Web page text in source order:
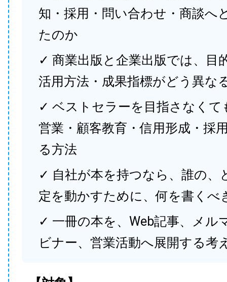
知・採用・問い合わせ・商談へ
たのか
✓ 商業出版と企業出版では、目
活用方法・成果指標がどう異な
✓ ベストセラーを目指さなくて
営業・顧客教育・信用形成・採
る方法
✓ 自社が本を持つなら、誰の、
定を動かすために、何を書くべ
✓ 一冊の本を、Web記事、メル
ビナー、営業活動へ展開する考